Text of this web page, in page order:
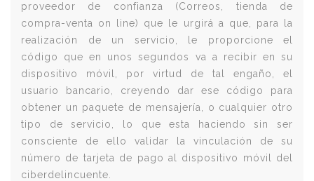
proveedor de confianza (Correos, tienda de
compra-venta on line) que le urgirá a que, para la
realización de un servicio, le proporcione el
código que en unos segundos va a recibir en su
dispositivo móvil, por virtud de tal engaño, el
usuario bancario, creyendo dar ese código para
obtener un paquete de mensajería, o cualquier otro
tipo de servicio, lo que esta haciendo sin ser
consciente de ello validar la vinculación de su
número de tarjeta de pago al dispositivo móvil del
ciberdelincuente.